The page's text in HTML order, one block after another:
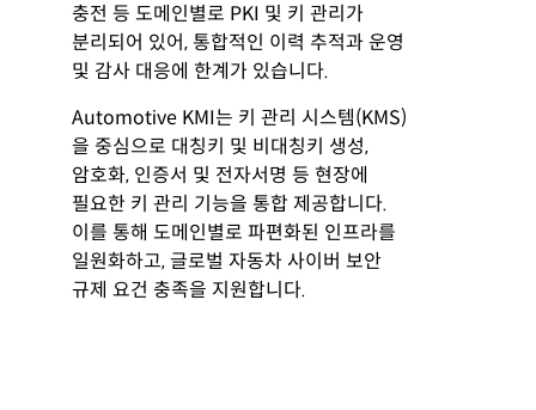
충전 등 도메인별로 PKI 및 키 관리가
분리되어 있어, 통합적인 이력 추적과 운영
및 감사 대응에 한계가 있습니다.​
Automotive KMI는 키 관리 시스템(KMS)
을 중심으로 대칭키 및 비대칭키 생성,
암호화, 인증서 및 전자서명 등 현장에
필요한 키 관리 기능을 통합 제공합니다.
이를 통해 도메인별로 파편화된 인프라를
일원화하고, 글로벌 자동차 사이버 보안
규제 요건 충족을 지원합니다.​